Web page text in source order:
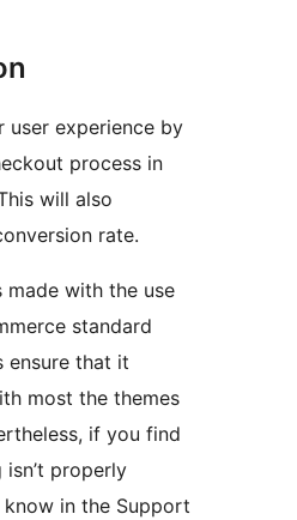
user experience by
process in
will also
rate.
made with the use
standard
ensure that it
most the themes
if you find
properly
in the Support